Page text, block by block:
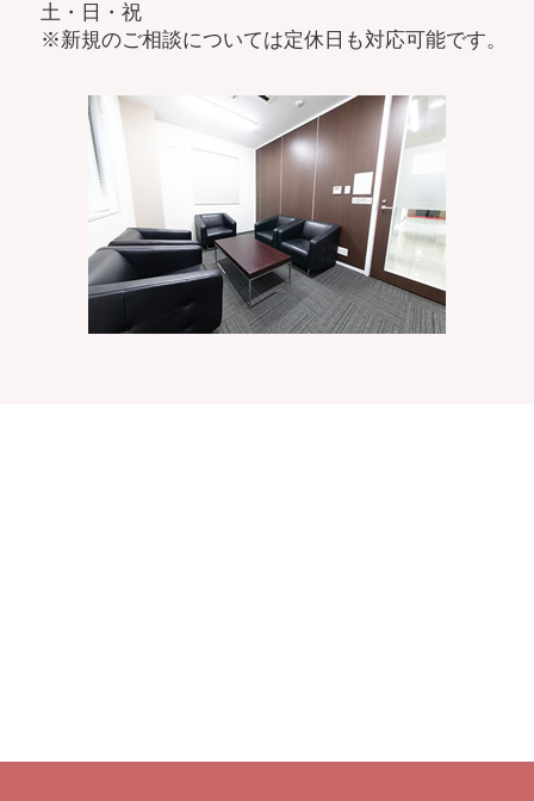
土・日・祝
※新規のご相談については定休日も対応可能です。